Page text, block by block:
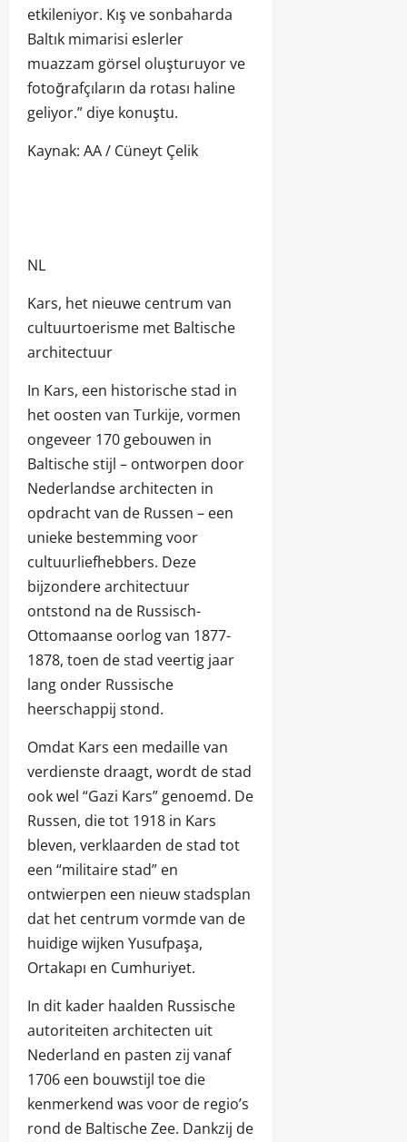
etkileniyor. Kış ve sonbaharda
Baltık mimarisi eslerler
muazzam görsel oluşturuyor ve
fotoğrafçıların da rotası haline
geliyor.” diye konuştu.
Kaynak: AA / Cüneyt Çelik
NL
Kars, het nieuwe centrum van
cultuurtoerisme met Baltische
architectuur
In Kars, een historische stad in
het oosten van Turkije, vormen
ongeveer 170 gebouwen in
Baltische stijl – ontworpen door
Nederlandse architecten in
opdracht van de Russen – een
unieke bestemming voor
cultuurliefhebbers. Deze
bijzondere architectuur
ontstond na de Russisch-
Ottomaanse oorlog van 1877-
1878, toen de stad veertig jaar
lang onder Russische
heerschappij stond.
Omdat Kars een medaille van
verdienste draagt, wordt de stad
ook wel “Gazi Kars” genoemd. De
Russen, die tot 1918 in Kars
bleven, verklaarden de stad tot
een “militaire stad” en
ontwierpen een nieuw stadsplan
dat het centrum vormde van de
huidige wijken Yusufpaşa,
Ortakapı en Cumhuriyet.
In dit kader haalden Russische
autoriteiten architecten uit
Nederland en pasten zij vanaf
1706 een bouwstijl toe die
kenmerkend was voor de regio’s
rond de Baltische Zee. Dankzij de